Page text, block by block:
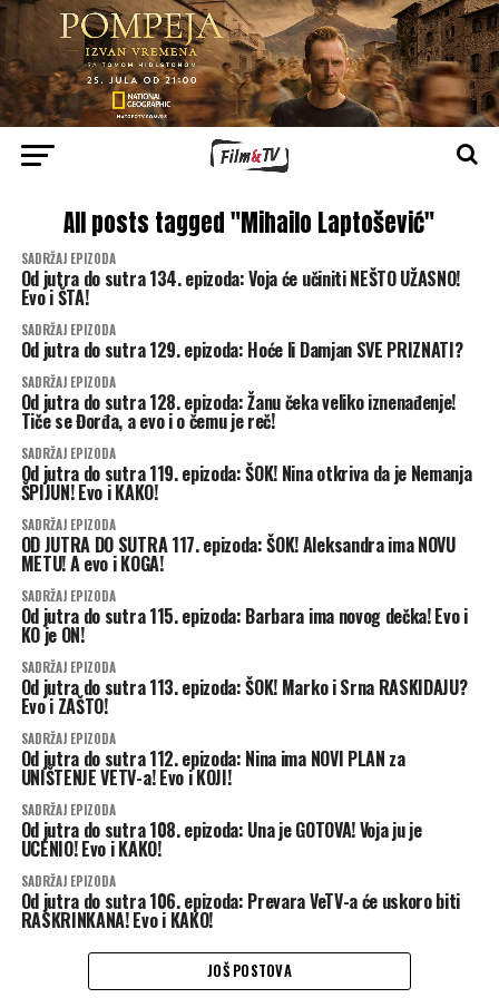
All posts tagged "Mihailo Laptošević"
SADRŽAJ EPIZODA
Od jutra do sutra 134. epizoda: Voja će učiniti NEŠTO UŽASNO!
Evo i ŠTA!
SADRŽAJ EPIZODA
Od jutra do sutra 129. epizoda: Hoće li Damjan SVE PRIZNATI?
SADRŽAJ EPIZODA
Od jutra do sutra 128. epizoda: Žanu čeka veliko iznenađenje!
Tiče se Đorđa, a evo i o čemu je reč!
SADRŽAJ EPIZODA
Od jutra do sutra 119. epizoda: ŠOK! Nina otkriva da je Nemanja
ŠPIJUN! Evo i KAKO!
SADRŽAJ EPIZODA
OD JUTRA DO SUTRA 117. epizoda: ŠOK! Aleksandra ima NOVU
METU! A evo i KOGA!
SADRŽAJ EPIZODA
Od jutra do sutra 115. epizoda: Barbara ima novog dečka! Evo i
KO je ON!
SADRŽAJ EPIZODA
Od jutra do sutra 113. epizoda: ŠOK! Marko i Srna RASKIDAJU?
Evo i ZAŠTO!
SADRŽAJ EPIZODA
Od jutra do sutra 112. epizoda: Nina ima NOVI PLAN za
UNIŠTENJE VETV-a! Evo i KOJI!
SADRŽAJ EPIZODA
Od jutra do sutra 108. epizoda: Una je GOTOVA! Voja ju je
UCENIO! Evo i KAKO!
SADRŽAJ EPIZODA
Od jutra do sutra 106. epizoda: Prevara VeTV-a će uskoro biti
RASKRINKANA! Evo i KAKO!
JOŠ POSTOVA